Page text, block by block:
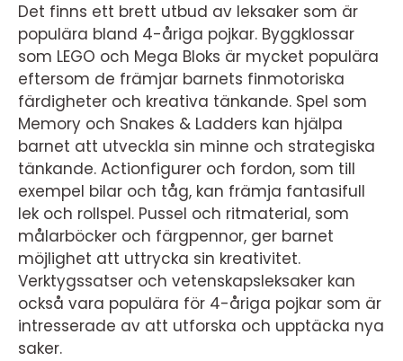
Det finns ett brett utbud av leksaker som är
populära bland 4-åriga pojkar. Byggklossar
som LEGO och Mega Bloks är mycket populära
eftersom de främjar barnets finmotoriska
färdigheter och kreativa tänkande. Spel som
Memory och Snakes & Ladders kan hjälpa
barnet att utveckla sin minne och strategiska
tänkande. Actionfigurer och fordon, som till
exempel bilar och tåg, kan främja fantasifull
lek och rollspel. Pussel och ritmaterial, som
målarböcker och färgpennor, ger barnet
möjlighet att uttrycka sin kreativitet.
Verktygssatser och vetenskapsleksaker kan
också vara populära för 4-åriga pojkar som är
intresserade av att utforska och upptäcka nya
saker.